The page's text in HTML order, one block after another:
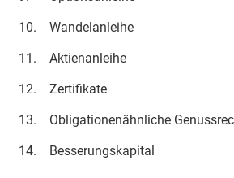
10.
Wandelanleihe
11.
Aktienanleihe
12.
Zertifikate
13.
Obligationenähnliche
14.
Besserungskapital